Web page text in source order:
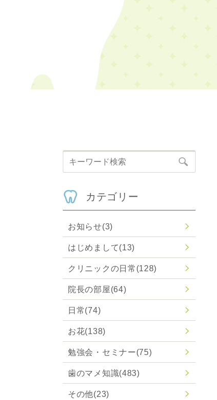
カテゴリー
お知らせ(3)
はじめまして(13)
クリニックの日常 (128)
院長の部屋(64)
日常(74)
お花(138)
勉強会・セミナー(75)
歯のマメ知識(483)
その他(23)